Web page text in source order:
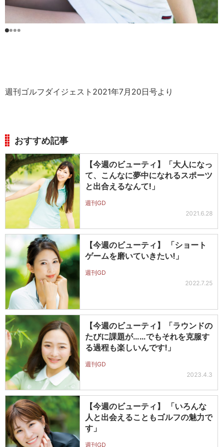
週刊ゴルフダイジェスト2021年7月20日号より
おすすめ記事
【今週のビューティ】「大人になっ
て、こんなに夢中になれるスポーツ
と出合えるなんて!」
週刊GD
2021.6.28
【今週のビューティ】 「ショート
ゲームを磨いていきたい!」
週刊GD
2022.7.25
【今週のビューティ】「ラウンドの
たびに課題が……でもそれを克服す
る過程も楽しいんです!」
週刊GD
2023.4.3
【今週のビューティ】 「いろんな
人と出会えることもゴルフの魅力で
す」
週刊GD